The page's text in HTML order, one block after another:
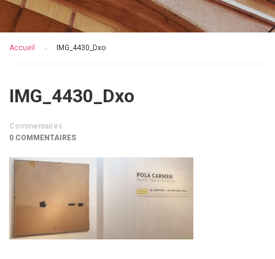
Accueil IMG_4430_Dxo
IMG_4430_Dxo
Commentaires
0 COMMENTAIRES